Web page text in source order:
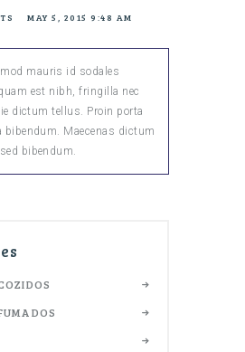
MAY 5, 2015 9:48 AM
mauris id sodales
est nibh, fringilla nec
dictum tellus. Proin porta
bibendum. Maecenas dictum
bibendum.